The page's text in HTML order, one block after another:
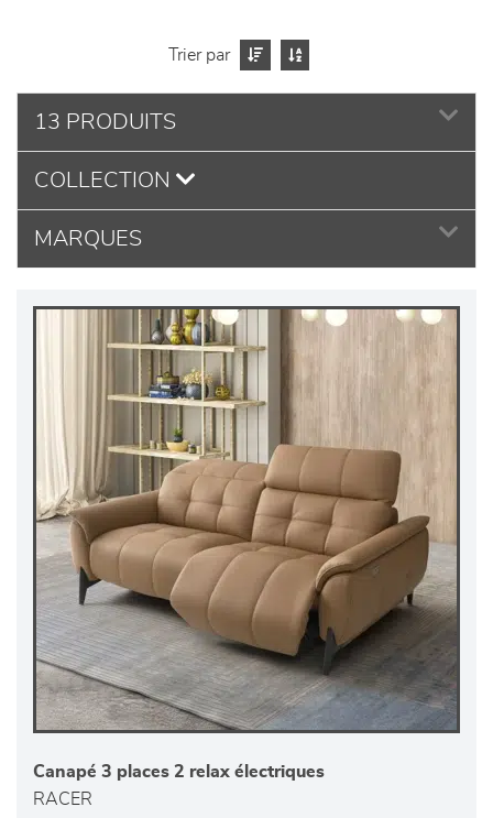
décoration
Trier par
13 PRODUITS
COLLECTION
MARQUES
Canapé 3 places 2 relax électriques
RACER